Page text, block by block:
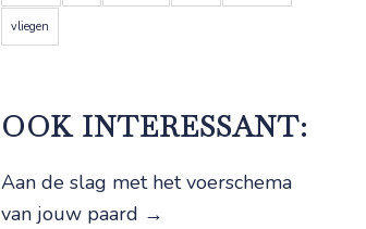
vliegen
OOK INTERESSANT:
Aan de slag met het voerschema
van jouw paard →